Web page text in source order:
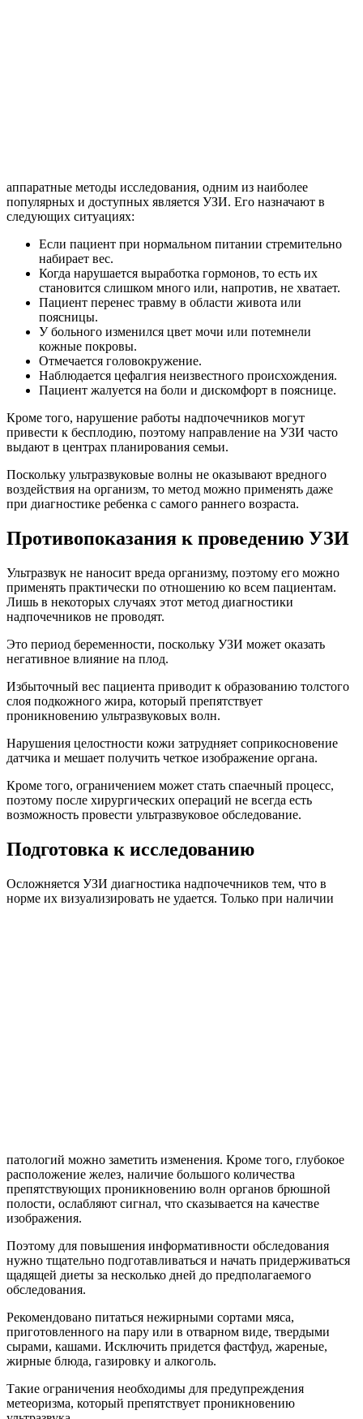
аппаратные методы исследования, одним из наиболее
популярных и доступных является УЗИ. Его назначают в
следующих ситуациях:
Если пациент при нормальном питании стремительно
набирает вес.
Когда нарушается выработка гормонов, то есть их
становится слишком много или, напротив, не хватает.
Пациент перенес травму в области живота или
поясницы.
У больного изменился цвет мочи или потемнели
кожные покровы.
Отмечается головокружение.
Наблюдается цефалгия неизвестного происхождения.
Пациент жалуется на боли и дискомфорт в пояснице.
Кроме того, нарушение работы надпочечников могут
привести к бесплодию, поэтому направление на УЗИ часто
выдают в центрах планирования семьи.
Поскольку ультразвуковые волны не оказывают вредного
воздействия на организм, то метод можно применять даже
при диагностике ребенка с самого раннего возраста.
Противопоказания к проведению УЗИ
Ультразвук не наносит вреда организму, поэтому его можно
применять практически по отношению ко всем пациентам.
Лишь в некоторых случаях этот метод диагностики
надпочечников не проводят.
Это период беременности, поскольку УЗИ может оказать
негативное влияние на плод.
Избыточный вес пациента приводит к образованию толстого
слоя подкожного жира, который препятствует
проникновению ультразвуковых волн.
Нарушения целостности кожи затрудняет соприкосновение
датчика и мешает получить четкое изображение органа.
Кроме того, ограничением может стать спаечный процесс,
поэтому после хирургических операций не всегда есть
возможность провести ультразвуковое обследование.
Подготовка к исследованию
Осложняется УЗИ диагностика надпочечников тем, что в
норме их визуализировать не удается. Только при наличии
патологий можно заметить изменения. Кроме того, глубокое
расположение желез, наличие большого количества
препятствующих проникновению волн органов брюшной
полости, ослабляют сигнал, что сказывается на качестве
изображения.
Поэтому для повышения информативности обследования
нужно тщательно подготавливаться и начать придерживаться
щадящей диеты за несколько дней до предполагаемого
обследования.
Рекомендовано питаться нежирными сортами мяса,
приготовленного на пару или в отварном виде, твердыми
сырами, кашами. Исключить придется фастфуд, жареные,
жирные блюда, газировку и алкоголь.
Такие ограничения необходимы для предупреждения
метеоризма, который препятствует проникновению